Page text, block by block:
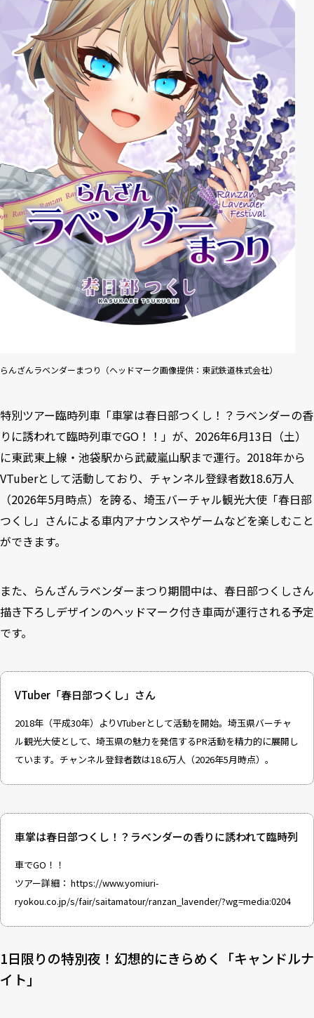
らんざんラベンダーまつり（ヘッドマーク画像提供：東武鉄道株式会社）
特別ツアー臨時列車「車掌は春日部つくし！？ラベンダーの香
りに誘われて臨時列車でGO！！」が、2026年6月13日（土）
に東武東上線・池袋駅から武蔵嵐山駅まで運行。2018年から
VTuberとして活動しており、チャンネル登録者数18.6万人
（2026年5月時点）を誇る、埼玉バーチャル観光大使「春日部
つくし」さんによる車内アナウンスやゲームなどを楽しむこと
ができます。
また、らんざんラベンダーまつり期間中は、春日部つくしさん
描き下ろしデザインのヘッドマーク付き車両が運行される予定
です。
VTuber「春日部つくし」さん
2018年（平成30年）よりVTuberとして活動を開始。埼玉県バーチャ
ル観光大使として、埼玉県の魅力を発信するPR活動を精力的に展開し
ています。チャンネル登録者数は18.6万人（2026年5月時点）。
車掌は春日部つくし！？ラベンダーの香りに誘われて臨時列
車でGO！！
ツアー詳細： https://www.yomiuri-
ryokou.co.jp/s/fair/saitamatour/ranzan_lavender/?wg=media:0204
1日限りの特別夜！幻想的にきらめく「キャンドルナ
イト」